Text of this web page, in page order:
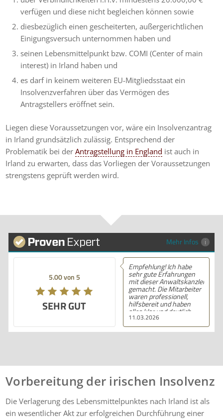
verfügen und diese nicht begleichen können sowie
diesbezüglich einen gescheiterten, außergerichtlichen
Einigungsversuch unternommen haben und
seinen Lebensmittelpunkt bzw. COMI (Center of main
interest) in Irland haben und
es darf in keinem weiteren EU-Mitgliedsstaat ein
Insolvenzverfahren über das Vermögen des
Antragstellers eröffnet sein.
Liegen diese Voraussetzungen vor, wäre ein Insolvenzantrag
in Irland grundsätzlich zulässig. Entsprechend der
Problematik bei derAntragstellung in England ist auch in
Irland zu erwarten, dass das Vorliegen der Voraussetzungen
strengstens geprüft werden wird.
Mehr Infos
5.00 von 5
SEHR GUT
11.03.2026
Empfehlung! Ich habe
sehr gute Erfahrungen
mit dieser Anwaltskanzlei
gemacht. Die Mitarbeiter
waren professionell,
hilfsbereit und haben
alles klar und deutlich
erklärt. Ich bin mit der
Beratung sehr zufrieden
und kann ihre
Vorbereitung der irischen Insolvenz
Die Verlagerung des Lebensmittelpunktes nach Irland ist als
ein wesentlicher Akt zur erfolgreichen Durchführung einer